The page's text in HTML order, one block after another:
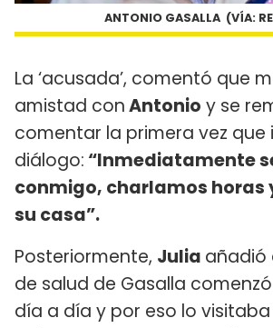
ANTONIO GASALLA (VÍA:
La ‘acusada’, comentó que
amistad conAntonio y se
comentar la primera vez que
diálogo: “Inmediatamente
conmigo, charlamos horas
su casa”.
Posteriormente, Julia añadió
de salud de Gasalla
día a día y por eso lo